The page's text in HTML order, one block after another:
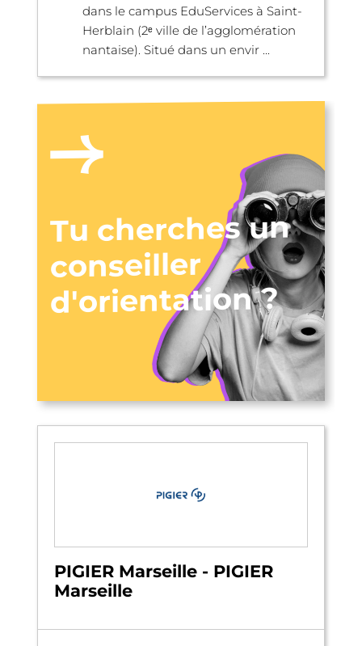
dans le campus EduServices à Saint-
Herblain (2ᵉ ville de l’agglomération
nantaise). Situé dans un envir ...
Tu cherches un
conseiller
d'orientation ?
PIGIER Marseille - PIGIER
Marseille